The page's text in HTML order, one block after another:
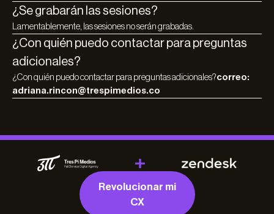
¿Se grabarán las sesiones?
Lamentablemente, las sesiones no serán grabadas.
¿Con quién puedo contactar para preguntas
adicionales?
¿Con quién puedo contactar para preguntas adicionales?correo:
adriana.rincon@trespimedios.co
Revolucionar mi
CX